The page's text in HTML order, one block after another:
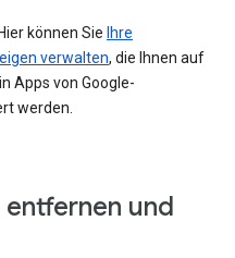
können Sie Ihre
verwalten, die Ihnen auf
Apps von Google-
werden.
und